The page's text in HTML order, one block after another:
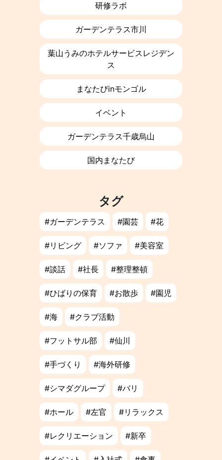
研修ラボ
ガーデンテラス市川
葉山うみのホテルサービスレジデン
ス
まなたびinモンゴル
イベント
ガーデンテラス千歳烏山
国内まなたび
タグ
ガーデンテラス 園芸 花
リビング ソファ 美容室
談話 社長 整理整頓
ひばりの保育 お散歩 園児
海 クラブ活動
フットサル部 仙川
手づくり 海外研修
シマダグループ バリ
ホール 左官 リラックス
レクリエーション 新卒